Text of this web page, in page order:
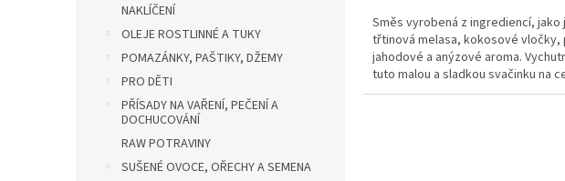
NAKLÍČENÍ
OLEJE ROSTLINNÉ A TUKY
POMAZÁNKY, PAŠTIKY, DŽEMY
PRO DĚTI
PŘÍSADY NA VAŘENÍ, PEČENÍ A
DOCHUCOVÁNÍ
RAW POTRAVINY
SUŠENÉ OVOCE, OŘECHY A SEMENA
Směs vyrobená z ingrediencí, jako
třtinová melasa, kokosové vločky,
jahodové a anýzové aroma.
tuto malou a sladkou svačinku na
v kanceláři...